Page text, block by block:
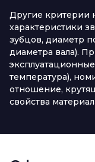
Другие критерии
характеристики
зубцов, диаметр
диаметра вала).
температура),
отношение,
свойства